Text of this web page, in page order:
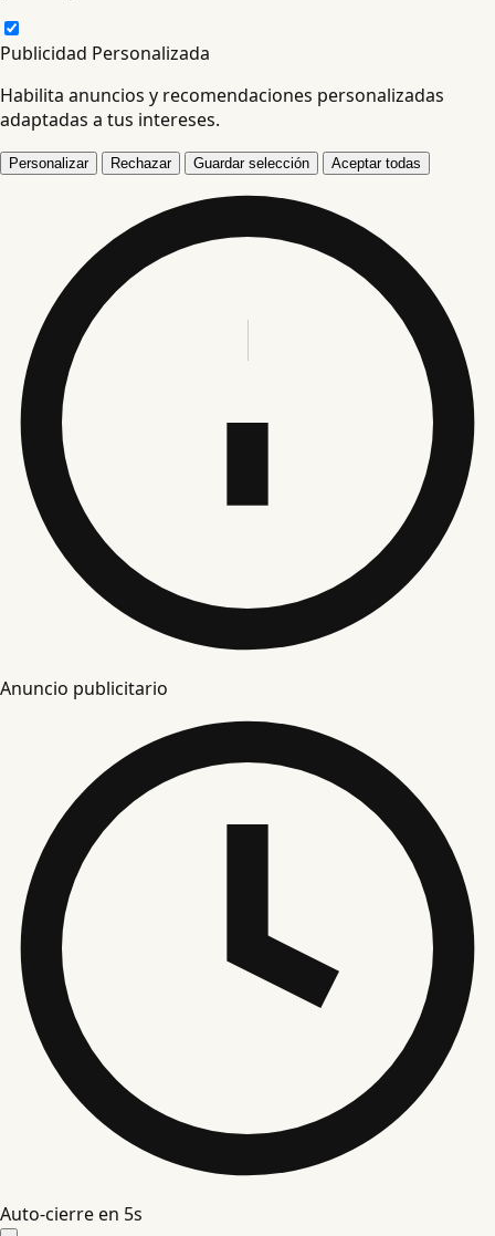
Publicidad Personalizada
Habilita anuncios y recomendaciones personalizadas
adaptadas a tus intereses.
Personalizar Rechazar Guardar selección Aceptar todas
Anuncio publicitario
Auto-cierre en 4s